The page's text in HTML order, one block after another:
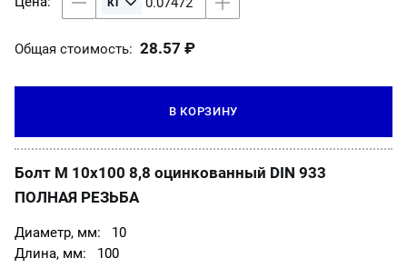
Общая стоимость: 28.57 ₽
В КОРЗИНУ
Болт М 10х100 8,8 оцинкованный DIN 933
ПОЛНАЯ РЕЗЬБА
10
100